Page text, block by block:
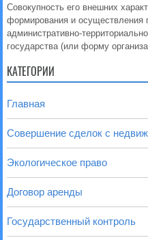
Совокупность его внешних
формирования и осуществления
административно-
государства (или форму
КАТЕГОРИИ
Главная
Совершение сделок с
Экологическое право
Договор аренды
Государственный контроль